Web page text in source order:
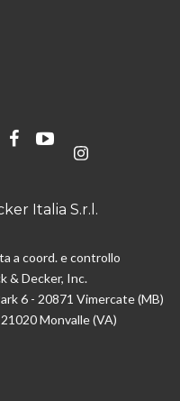
Italia S.r.l.
a coord. e controllo
& Decker, Inc.
6 - 20871 Vimercate (MB)
Monvalle (VA)